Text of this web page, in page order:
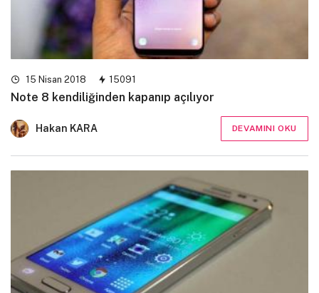
15 Nisan 2018 15091
Note 8 kendiliğinden kapanıp açılıyor
Hakan KARA DEVAMINI OKU